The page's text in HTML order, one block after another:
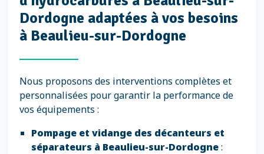
Dordogne adaptées à vos besoins
à Beaulieu-sur-Dordogne
Nous proposons des interventions complètes et
personnalisées pour garantir la performance de
vos équipements :
Pompage et vidange des décanteurs et
séparateurs à Beaulieu-sur-Dordogne: